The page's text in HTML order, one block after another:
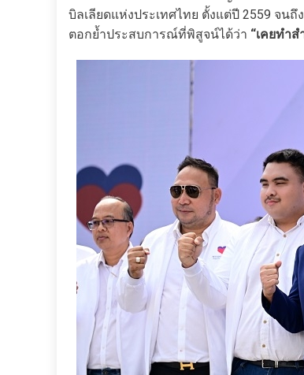
บิลเลียดแห่งประเทศไทย ตั้งแต่ปี 2559 จน
ตอกย้ำประสบการณ์ที่พิสูจน์ได้ว่า “เคยทำส